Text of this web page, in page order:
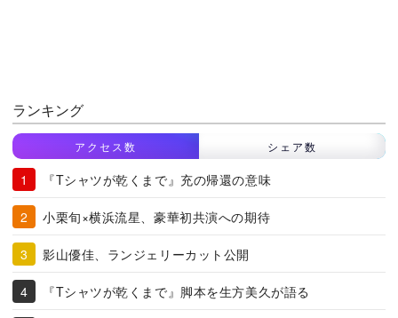
ランキング
アクセス数 シェア数
『Tシャツが乾くまで』充の帰還の意味
小栗旬×横浜流星、豪華初共演への期待
影山優佳、ランジェリーカット公開
『Tシャツが乾くまで』脚本を生方美久が語る